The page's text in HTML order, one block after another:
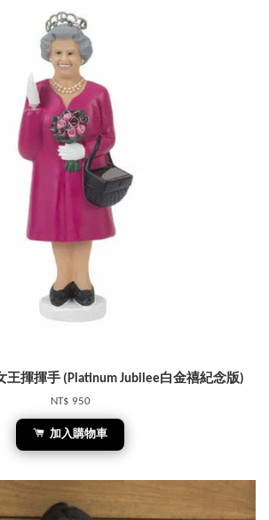
王揮揮手 (Platinum Jubilee白金禧紀念版)
NT$ 950
加入購物車